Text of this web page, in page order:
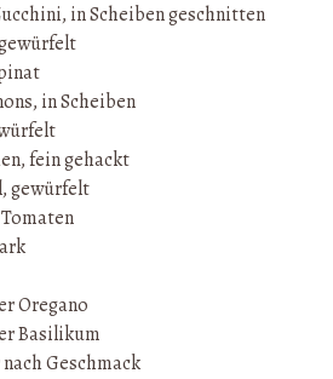
in Scheiben geschnitten
in Scheiben
fein gehackt
gewürfelt
Oregano
Basilikum
Geschmack